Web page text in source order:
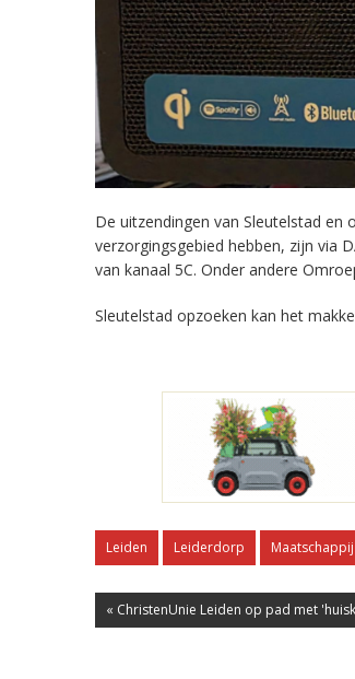
De uitzendingen van Sleutelstad en
verzorgingsgebied hebben, zijn via
van kanaal 5C. Onder andere
Sleutelstad opzoeken kan het
Leiden Leiderdorp Maatschappij
« ChristenUnie Leiden op pad met